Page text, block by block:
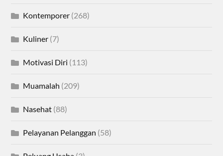
Kontemporer (268)
Kuliner (7)
Motivasi Diri (113)
Muamalah (209)
Nasehat (88)
Pelayanan Pelanggan (58)